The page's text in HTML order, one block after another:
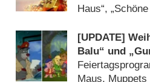
Haus“,
[UPDATE]
Balu“ und
Disney
Maus,